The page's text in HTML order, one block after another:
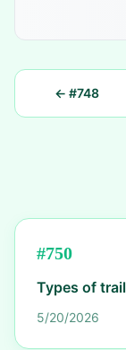
← #748
#750
Types of trail
5/20/2026